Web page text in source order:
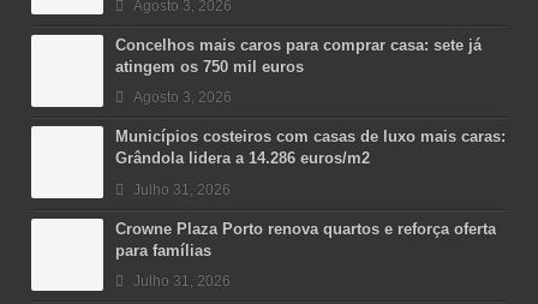
Agosto 3, 2026
Concelhos mais caros para comprar casa: sete já
atingem os 750 mil euros
Agosto 3, 2026
Municípios costeiros com casas de luxo mais caras:
Grândola lidera a 14.286 euros/m2
Julho 31, 2026
Crowne Plaza Porto renova quartos e reforça oferta
para famílias
Julho 31, 2026